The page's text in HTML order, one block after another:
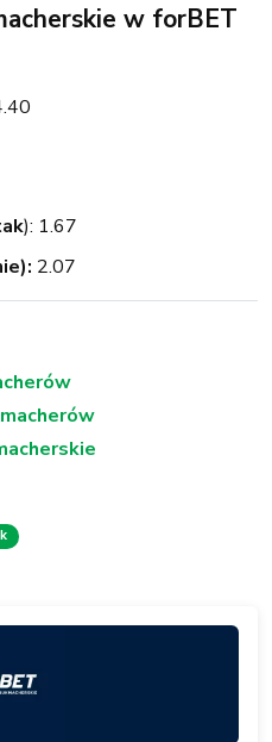
w forBET
): 1.67
2.07